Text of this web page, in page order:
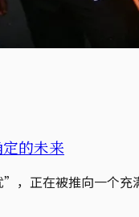
的未来
，正在被推向一个充